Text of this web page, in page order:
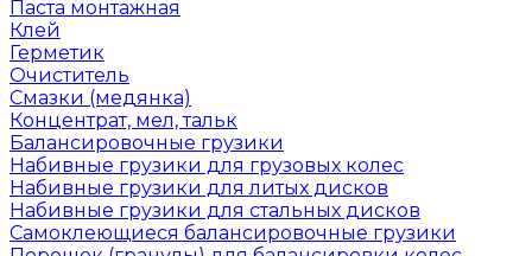
Паста монтажная
Клей
Герметик
Очиститель
Смазки (медянка)
Концентрат, мел, тальк
Балансировочные грузики
Набивные грузики для грузовых колес
Набивные грузики для литых дисков
Набивные грузики для стальных дисков
Самоклеющиеся балансировочные грузики